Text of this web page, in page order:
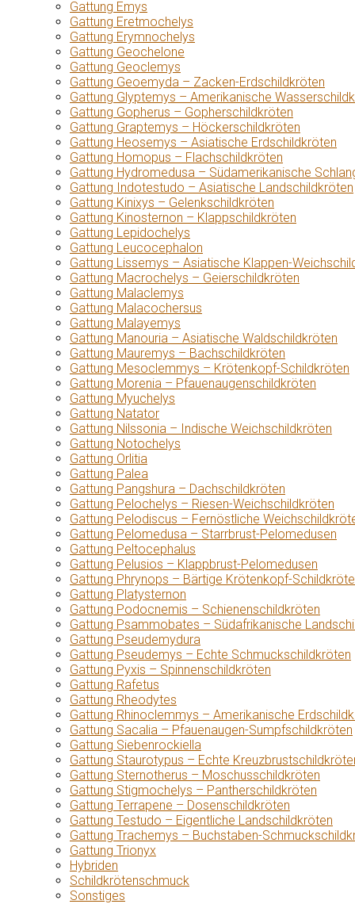
Gattung Emys
Gattung Eretmochelys
Gattung Erymnochelys
Gattung Geochelone
Gattung Geoclemys
Gattung Geoemyda – Zacken-Erdschildkröten
Gattung Glyptemys – Amerikanische
Gattung Gopherus – Gopherschildkröten
Gattung Graptemys – Höckerschildkröten
Gattung Heosemys – Asiatische Erdschildkröten
Gattung Homopus – Flachschildkröten
Gattung Hydromedusa – Südamerikanische
Gattung Indotestudo – Asiatische Landschildkröten
Gattung Kinixys – Gelenkschildkröten
Gattung Kinosternon – Klappschildkröten
Gattung Lepidochelys
Gattung Leucocephalon
Gattung Lissemys – Asiatische Klappen-
Gattung Macrochelys – Geierschildkröten
Gattung Malaclemys
Gattung Malacochersus
Gattung Malayemys
Gattung Manouria – Asiatische Waldschildkröten
Gattung Mauremys – Bachschildkröten
Gattung Mesoclemmys – Krötenkopf-Schildkröten
Gattung Morenia – Pfauenaugenschildkröten
Gattung Myuchelys
Gattung Natator
Gattung Nilssonia – Indische Weichschildkröten
Gattung Notochelys
Gattung Orlitia
Gattung Palea
Gattung Pangshura – Dachschildkröten
Gattung Pelochelys – Riesen-Weichschildkröten
Gattung Pelodiscus – Fernöstliche
Gattung Pelomedusa – Starrbrust-Pelomedusen
Gattung Peltocephalus
Gattung Pelusios – Klappbrust-Pelomedusen
Gattung Phrynops – Bärtige Krötenkopf-
Gattung Platysternon
Gattung Podocnemis – Schienenschildkröten
Gattung Psammobates – Südafrikanische
Gattung Pseudemydura
Gattung Pseudemys – Echte Schmuckschildkröten
Gattung Pyxis – Spinnenschildkröten
Gattung Rafetus
Gattung Rheodytes
Gattung Rhinoclemmys – Amerikanische
Gattung Sacalia – Pfauenaugen-Sumpfschildkröten
Gattung Siebenrockiella
Gattung Staurotypus – Echte
Gattung Sternotherus – Moschusschildkröten
Gattung Stigmochelys – Pantherschildkröten
Gattung Terrapene – Dosenschildkröten
Gattung Testudo – Eigentliche Landschildkröten
Gattung Trachemys – Buchstaben-
Gattung Trionyx
Hybriden
Schildkrötenschmuck
Sonstiges